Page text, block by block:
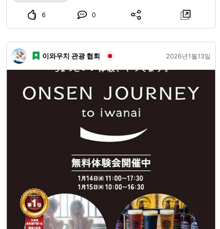
연 속에서 즐길 수 있는 곳도 있습니다. 〇기념품 미치노에키
중에는 고향세 답례품으로 되어 있는 것이나 온라인 쇼핑몰에
서 구매할 수 있는 것도 있습니다✨ 고향세 ＞＞ 사토후루, 라
쿠텐 고향세, 고향 초이스 ＞글라스페드 밀크를 취급하는
「밀크 디자인(MILK DESIGN)」 ＞채소를 재배하여 판매하
는 「세토 소 농장(瀬戸牛農園)」 - 작년에 니시오콧페무라 관
광 팸플릿이 새롭게 단장하여 그곳에는 각 시설의 매력과 기
관한 문의는 니시오콧페무라 관광 정보 발신 센터 「사토즈미
８５－７１２５ 📩 ni.kankouannai앳마크gmail.com #오호
츠크 #교통편 #숙박 #먹거리 #마실 거리 #살 거리
6 0
이와우치 관광 협회 2026년1월13일